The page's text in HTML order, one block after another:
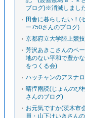
ブログ)※消滅しまし
田舎に暮らしたい！(
ー750さんのプログ)
京都府立大学陸上競
芳沢あきこさんのペ
地のない平和で豊か
をつくる会)
ハッチャンのアスナ
晴徨雨読(じょんのび
さんのブログ)
お元気ですか(茨木市
員・山下けいきさん